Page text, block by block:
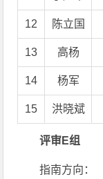
12 陈立国
13 高杨
14 杨军
15 洪晓斌
评审E组
指南方向：